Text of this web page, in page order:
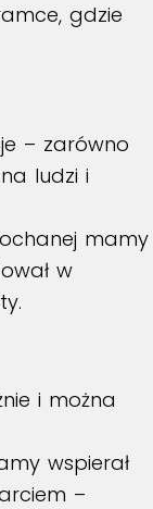
gdzie
– zarówno
ludzi i
mamy
w
i można
wspierał
–